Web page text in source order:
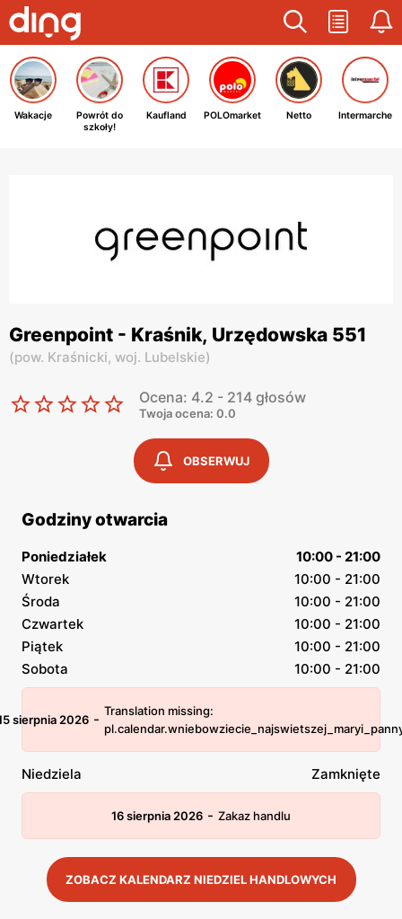
Wakacje
Powrót do
szkoły!
Kaufland POLOmarket Netto Intermarche
Greenpoint - Kraśnik, Urzędowska 551
(pow. Kraśnicki, woj. Lubelskie)
Ocena: 4.2 - 214 głosów
Twoja ocena: 0.0
OBSERWUJ
Godziny otwarcia
Poniedziałek
10:00 - 21:00
Wtorek
10:00 - 21:00
Środa
10:00 - 21:00
Czwartek
10:00 - 21:00
Piątek
10:00 - 21:00
Sobota
10:00 - 21:00
sierpnia 2026 - Translation missing:
Niedziela Zamknięte
16 sierpnia 2026 - Zakaz handlu
ZOBACZ KALENDARZ NIEDZIEL HANDLOWYCH